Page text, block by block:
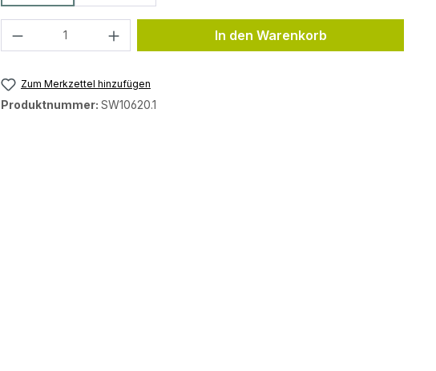
Produkt Anzahl: Gib den gewünschten Wert
In den Warenkorb
Zum Merkzettel hinzufügen
Produktnummer: SW10620.1